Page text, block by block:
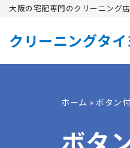
コ
ン
テ
大阪の宅配専門のクリーニング店
クリーニングタ
ホーム » ボタン